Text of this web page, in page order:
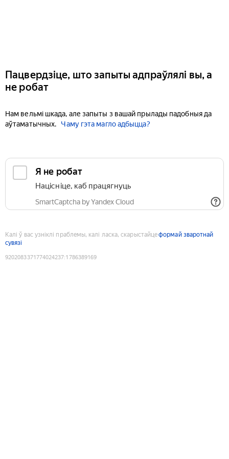
Пацвердзіце, што запыты адпраўлялі вы, а
не робат
Нам вельмі шкада, але запыты з вашай прылады падобныя да
аўтаматычных.
Чаму гэта магло адбыцца?
Я не робат
Націсніце, каб працягнуць
SmartCaptcha by Yandex Cloud
Калі ў вас узніклі праблемы, калі ласка, скарыстайцеформай зваротнай
сувязі
9202083371774024237:1786389169